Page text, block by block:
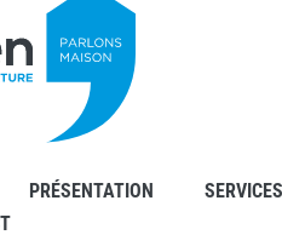
PRÉSENTATION
SERVICES